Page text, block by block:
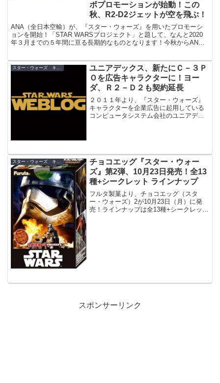
ボプロモーションが始動！この
秋、R2-D2ジェットが空を飛ぶ！
ANA（全日本空輸）が、『スター・ウォーズ』を用いたプロモーシ
ョンを開始！「STAR WARSプロジェクト」と題して、なんと2020
年３月までの５年間に亘る長期的なものとなります！今秋からANA
スター・ウォーズ キャンペーン
ユニアデックス、新たにＣ－３Ｐ
Ｏを広告キャラクターに！ヨー
ダ、Ｒ２－Ｄ２も契約延長
２０１１年より、『スター・ウォーズ』
キャラクターを企業広告に起用している
コンピュータシステム会社のユニアデッ
スター・ウォーズ キャンペーン
チョコエッグ『スター・ウォー
ズ』第2弾、10月23日発売！全13
種+シークレット ラインナップ
フルタ製菓より、チョコエッグ（スタ
ー・ウォーズ）2が10月23日（月）に発
売！ラインナップは全13種+シークレット
スポンサーリンク